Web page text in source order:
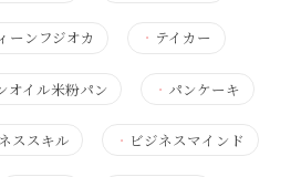
ーンフジオカ ・ テイカー
オイル米粉パン ・ パンケーキ
ススキル ・ ビジネスマインド